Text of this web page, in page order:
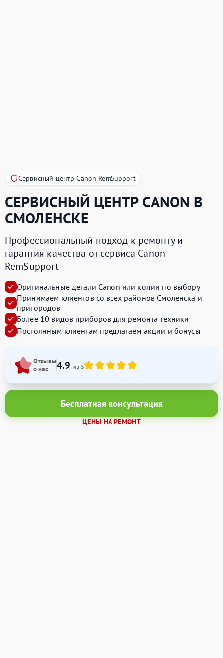
Сервисный центр Canon RemSupport
СЕРВИСНЫЙ ЦЕНТР CANON В
СМОЛЕНСКЕ
Профессиональный подход к ремонту и
гарантия качества от сервиса Canon
RemSupport
Оригинальные детали Canon или копии по выбору
Принимаем клиентов со всех районов Смоленска и
пригородов
Более 10 видов приборов для ремонта техники
Постоянным клиентам предлагаем акции и бонусы
Отзывы
о нас
4.9 из 5
Бесплатная консультация
ЦЕНЫ НА РЕМОНТ